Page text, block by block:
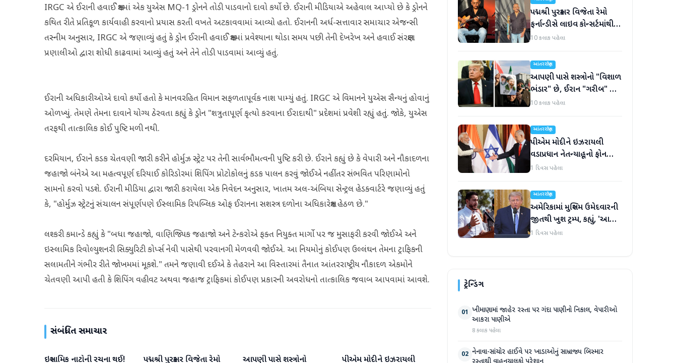
IRGC એ ઈરાની હવાઈ ક્ષેત્રમાં એક યુએસ MQ-1 ડ્રોનને તોડી પાડવાનો દાવો કર્યો છે. ઈરાની મીડિયાએ અહેવાલ આપ્યો છે કે ડ્રોનને
કથિત રીતે પ્રતિકૂળ કાર્યવાહી કરવાનો પ્રયાસ કરતી વખતે અટકાવવામાં આવ્યો હતો. ઈરાનની અર્ધ-સત્તાવાર સમાચાર એજન્સી
તસ્નીમ અનુસાર, IRGC એ જણાવ્યું હતું કે ડ્રોન ઈરાની હવાઈ ક્ષેત્રમાં પ્રવેશ્યાના થોડા સમય પછી તેની દેખરેખ અને હવાઈ સંરક્ષણ
પ્રણાલીઓ દ્વારા શોધી કાઢવામાં આવ્યું હતું અને તેને તોડી પાડવામાં આવ્યું હતું.
ઈરાની અધિકારીઓએ દાવો કર્યો હતો કે માનવરહિત વિમાન સફળતાપૂર્વક નાશ પામ્યું હતું. IRGC એ વિમાનને યુએસ સૈન્યનું હોવાનું
ઓળખ્યું. તેમણે તેમના દાવાને યોગ્ય ઠેરવતા કહ્યું કે ડ્રોન "શત્રુતાપૂર્ણ કૃત્યો કરવાના ઈરાદાથી" પ્રદેશમાં પ્રવેશી રહ્યું હતું. જોકે, યુએસ
તરફથી તાત્કાલિક કોઈ પુષ્ટિ મળી નથી.
દરમિયાન, ઈરાને કડક ચેતવણી જારી કરીને હોર્મુઝ સ્ટ્રેટ પર તેની સાર્વભૌમત્વની પુષ્ટિ કરી છે. ઈરાને કહ્યું છે કે વેપારી અને નૌકાદળના
જહાજો બંનેએ આ મહત્વપૂર્ણ દરિયાઈ કોરિડોરમાં શિપિંગ પ્રોટોકોલનું કડક પાલન કરવું જોઈએ નહીંતર સંભવિત પરિણામોનો
સામનો કરવો પડશે. ઈરાની મીડિયા દ્વારા જારી કરાયેલા એક નિવેદન અનુસાર, ખાતમ અલ-અંબિયા સેન્ટ્રલ હેડક્વાર્ટરે જણાવ્યું હતું
કે, "હોર્મુઝ સ્ટ્રેટનું સંચાલન સંપૂર્ણપણે ઈસ્લામિક રિપબ્લિક ઓફ ઈરાનના સશસ્ત્ર દળોના અધિકારક્ષેત્ર હેઠળ છે."
લશ્કરી કમાન્ડે કહ્યું કે "બધા જહાજો, વાણિજ્યિક જહાજો અને ટેન્કરોએ ફક્ત નિયુક્ત માર્ગો પર જ મુસાફરી કરવી જોઈએ અને
ઇસ્લામિક રિવોલ્યુશનરી સિક્યુરિટી કોર્પ્સ નેવી પાસેથી પરવાનગી મેળવવી જોઈએ. આ નિયમોનું કોઈપણ ઉલ્લંઘન તેમના ટ્રાફિકની
સલામતીને ગંભીર રીતે જોખમમાં મૂકશે." તમને જણાવી દઈએ કે તેહરાને આ વિસ્તારમાં તૈનાત આંતરરાષ્ટ્રીય નૌકાદળ એકમોને
ચેતવણી આપી હતી કે શિપિંગ વહીવટ અથવા જહાજ ટ્રાફિકમાં કોઈપણ પ્રકારની અવરોધનો તાત્કાલિક જવાબ આપવામાં આવશે.
સંબંધિત સમાચાર
આંતરરાષ્ટ્રીય
ઇસ્લામિક નાટોની રચના થઈ!
આંતરરાષ્ટ્રીય
પદ્મશ્રી પુરસ્કાર વિજેતા રેમો
આંતરરાષ્ટ્રીય
આપણી પાસે શસ્ત્રોનો
આંતરરાષ્ટ્રીય
પીએમ મોદીને ઇઝરાયલી
પદ્મશ્રી પુરસ્કાર વિજેતા રેમો
ફર્નાન્ડીસે લાઇવ કોન્સર્ટમાંથી
નિવૃત્તિની જાહેરાત કરી
10 કલાક પહેલા
આંતરરાષ્ટ્રીય
આપણી પાસે શસ્ત્રોનો "વિશાળ
ભંડાર" છે, ઈરાન "ગરીબ" છે,
ટ્રમ્પનું નિવેદન
10 કલાક પહેલા
આંતરરાષ્ટ્રીય
પીએમ મોદીને ઇઝરાયલી
વડાપ્રધાન નેતન્યાહૂનો ફોન
આવ્યો
1 દિવસ પહેલા
આંતરરાષ્ટ્રીય
અમેરિકામાં મુસ્લિમ ઉમેદવારની
જીતથી ખુશ ટ્રમ્પ, કહ્યું, 'આ
અમારા માટે સારા સમાચાર છે'
1 દિવસ પહેલા
ટ્રેન્ડિંગ
01 ખીમાણામાં જાહેર રસ્તા પર ગંદા પાણીનો નિકાલ, વેપારીઓ
આકરા પાણીએ
8 કલાક પહેલા
02 નેનાવા-સાંચોર હાઈવે પર ખાડાઓનું સામ્રાજ્ય બિસ્માર